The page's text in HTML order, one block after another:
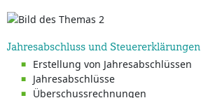
Jahresabschluss und Steuererklärungen
Erstellung von Jahresabschlüssen
Jahresabschlüsse
Überschussrechnungen